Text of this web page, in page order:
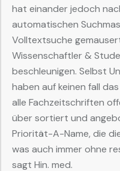
hat einander jedoch
automatischen
Volltextsuche
Wissenschaftler &
beschleunigen. Selbst
haben auf keinen fall
alle Fachzeitschriften
über sortiert und
Priorität-A-Name, die
was auch immer ohne
sagt Hin. med.